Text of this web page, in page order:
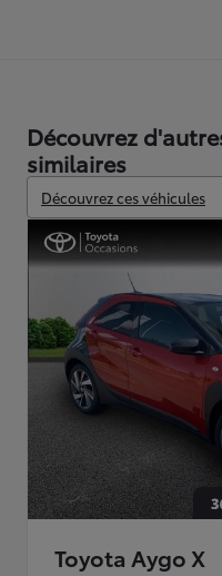
Découvrez
similaires
Découvrez ces véhicules
Toyota Aygo X